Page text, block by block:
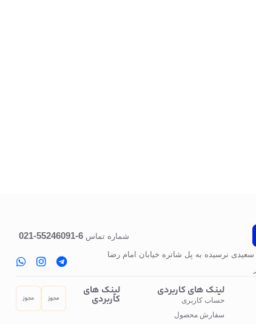
شماره تماس 6-55246091-021
سعیدی نرسیده به پل‌ شاتره خیابان امام رضا
لینک های کاربردی
حساب کاربری
سفارش محصول
لینک های
کاربردی